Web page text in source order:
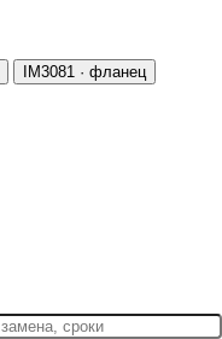
IM3081 · фланец